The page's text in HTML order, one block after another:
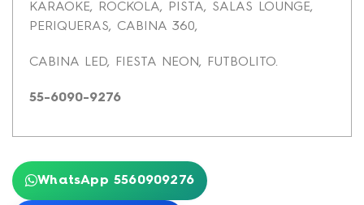
KARAOKE, ROCKOLA, PISTA, SALAS LOUNGE,
PERIQUERAS, CABINA 360,
CABINA LED, FIESTA NEON, FUTBOLITO.
55-6090-9276
WhatsApp 5560909276